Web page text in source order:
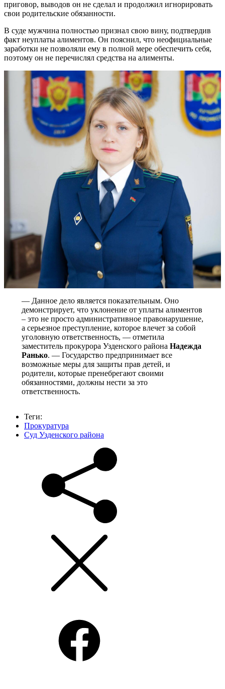
приговор, выводов он не сделал и продолжил игнорировать
свои родительские обязанности.
В суде мужчина полностью признал свою вину, подтвердив
факт неуплаты алиментов. Он пояснил, что неофициальные
заработки не позволяли ему в полной мере обеспечить себя,
поэтому он не перечислял средства на алименты.
— Данное дело является показательным. Оно
демонстрирует, что уклонение от уплаты алиментов
– это не просто административное правонарушение,
а серьезное преступление, которое влечет за собой
уголовную ответственность, — отметила
заместитель прокурора Узденского района Надежда
Ранько. — Государство предпринимает все
возможные меры для защиты прав детей, и
родители, которые пренебрегают своими
обязанностями, должны нести за это
ответственность.
Теги:
Прокуратура
Суд Узденского района